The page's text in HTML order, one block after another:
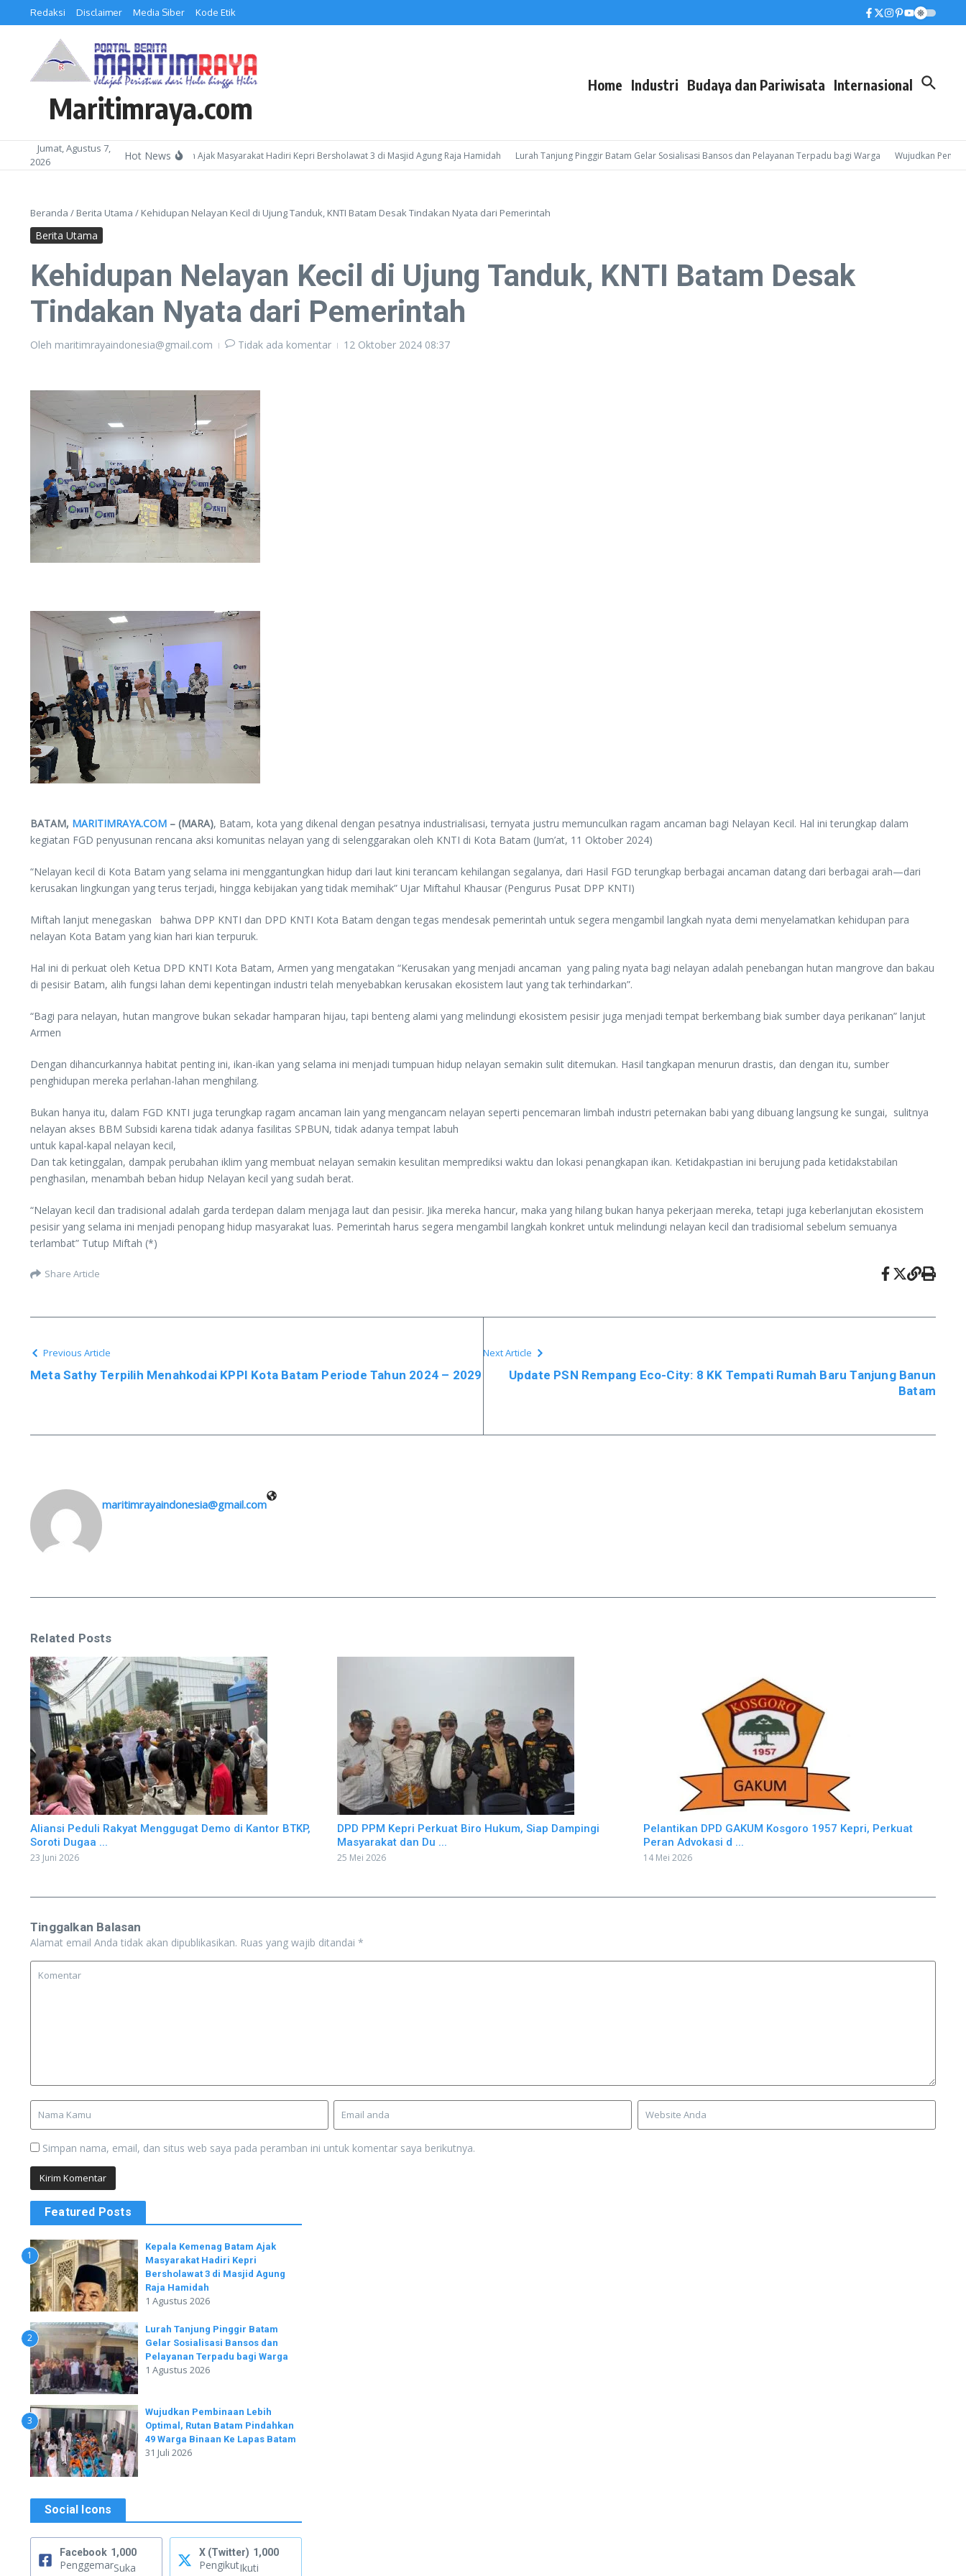
Lewati ke konten
Redaksi Disclaimer Media Siber Kode Etik
Maritimraya.com
Home Industri Budaya dan Pariwisata Internasional
Jumat, Agustus 7,
2026
Hot News
Kepala Kemenag Batam Ajak Masyarakat Hadiri Kepri Bersholawat 3 di Masjid Agung Raja Hamidah Lurah Tanjung Pinggir Batam Gelar Sosialisasi Bansos dan Pelayanan Terpadu bagi Warga Wujudkan Pembinaan
Beranda / Berita Utama / Kehidupan Nelayan Kecil di Ujung Tanduk, KNTI Batam Desak Tindakan Nyata dari Pemerintah
Berita Utama
Kehidupan Nelayan Kecil di Ujung Tanduk, KNTI Batam Desak
Tindakan Nyata dari Pemerintah
Oleh maritimrayaindonesia@gmail.com Tidak ada komentar 12 Oktober 2024 08:37
BATAM, MARITIMRAYA.COM – (MARA), Batam, kota yang dikenal dengan pesatnya industrialisasi, ternyata justru memunculkan ragam ancaman bagi Nelayan Kecil. Hal ini terungkap dalam
kegiatan FGD penyusunan rencana aksi komunitas nelayan yang di selenggarakan oleh KNTI di Kota Batam (Jum’at, 11 Oktober 2024)
“Nelayan kecil di Kota Batam yang selama ini menggantungkan hidup dari laut kini terancam kehilangan segalanya, dari Hasil FGD terungkap berbagai ancaman datang dari berbagai arah—dari
kerusakan lingkungan yang terus terjadi, hingga kebijakan yang tidak memihak” Ujar Miftahul Khausar (Pengurus Pusat DPP KNTI)
Miftah lanjut menegaskan bahwa DPP KNTI dan DPD KNTI Kota Batam dengan tegas mendesak pemerintah untuk segera mengambil langkah nyata demi menyelamatkan kehidupan para
nelayan Kota Batam yang kian hari kian terpuruk.
Hal ini di perkuat oleh Ketua DPD KNTI Kota Batam, Armen yang mengatakan “Kerusakan yang menjadi ancaman yang paling nyata bagi nelayan adalah penebangan hutan mangrove dan bakau
di pesisir Batam, alih fungsi lahan demi kepentingan industri telah menyebabkan kerusakan ekosistem laut yang tak terhindarkan”.
“Bagi para nelayan, hutan mangrove bukan sekadar hamparan hijau, tapi benteng alami yang melindungi ekosistem pesisir juga menjadi tempat berkembang biak sumber daya perikanan” lanjut
Armen
Dengan dihancurkannya habitat penting ini, ikan-ikan yang selama ini menjadi tumpuan hidup nelayan semakin sulit ditemukan. Hasil tangkapan menurun drastis, dan dengan itu, sumber
penghidupan mereka perlahan-lahan menghilang.
Bukan hanya itu, dalam FGD KNTI juga terungkap ragam ancaman lain yang mengancam nelayan seperti pencemaran limbah industri peternakan babi yang dibuang langsung ke sungai, sulitnya
nelayan akses BBM Subsidi karena tidak adanya fasilitas SPBUN, tidak adanya tempat labuh
untuk kapal-kapal nelayan kecil,
Dan tak ketinggalan, dampak perubahan iklim yang membuat nelayan semakin kesulitan memprediksi waktu dan lokasi penangkapan ikan. Ketidakpastian ini berujung pada ketidakstabilan
penghasilan, menambah beban hidup Nelayan kecil yang sudah berat.
“Nelayan kecil dan tradisional adalah garda terdepan dalam menjaga laut dan pesisir. Jika mereka hancur, maka yang hilang bukan hanya pekerjaan mereka, tetapi juga keberlanjutan ekosistem
pesisir yang selama ini menjadi penopang hidup masyarakat luas. Pemerintah harus segera mengambil langkah konkret untuk melindungi nelayan kecil dan tradisiomal sebelum semuanya
terlambat” Tutup Miftah (*)
Share Article
Previous Article
Meta Sathy Terpilih Menahkodai KPPI Kota Batam Periode Tahun 2024 – 2029
Next Article
Update PSN Rempang Eco-City: 8 KK Tempati Rumah Baru Tanjung Banun
Batam
maritimrayaindonesia@gmail.com
Related Posts
Aliansi Peduli Rakyat Menggugat Demo di Kantor BTKP,
Soroti Dugaa ...
23 Juni 2026
DPD PPM Kepri Perkuat Biro Hukum, Siap Dampingi
Masyarakat dan Du ...
25 Mei 2026
Pelantikan DPD GAKUM Kosgoro 1957 Kepri, Perkuat
Peran Advokasi d ...
14 Mei 2026
Tinggalkan Balasan
Alamat email Anda tidak akan dipublikasikan. Ruas yang wajib ditandai *
Simpan nama, email, dan situs web saya pada peramban ini untuk komentar saya berikutnya.
Featured Posts
1
Kepala Kemenag Batam Ajak
Masyarakat Hadiri Kepri
Bersholawat 3 di Masjid Agung
Raja Hamidah
1 Agustus 2026
2
Lurah Tanjung Pinggir Batam
Gelar Sosialisasi Bansos dan
Pelayanan Terpadu bagi Warga
1 Agustus 2026
3
Wujudkan Pembinaan Lebih
Optimal, Rutan Batam Pindahkan
49 Warga Binaan Ke Lapas Batam
31 Juli 2026
Social Icons
Facebook 1,000
PenggemarSuka
X (Twitter) 1,000
PengikutIkuti